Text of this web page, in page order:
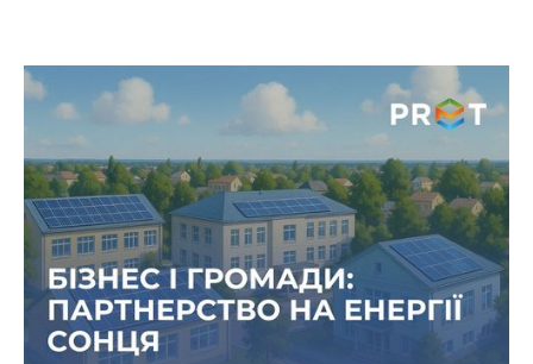
Сонце для комунальних об`єктів:
як бізнес може підтримувати
соціальні об’єкти
У часи, коли енергетична стабільність визначає
безпеку цілих громад, проєкти зі встановлення
сонячних електростанцій на лікарнях, школах та
інших соціально важливих об’єктах набувають
особливого значення.